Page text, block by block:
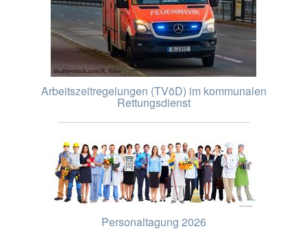
Arbeitszeitregelungen (TVöD) im kommunalen
Rettungsdienst
Personaltagung 2026